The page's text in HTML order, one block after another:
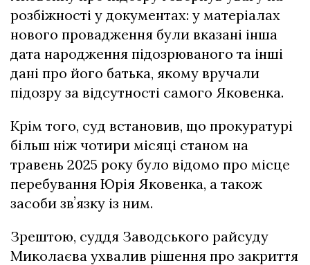
розбіжності у документах: у матеріалах
нового провадження були вказані інша
дата народження підозрюваного та інші
дані про його батька, якому вручали
підозру за відсутності самого Яковенка.
Крім того, суд встановив, що прокуратурі
більш ніж чотири місяці станом на
травень 2025 року було відомо про місце
перебування Юрія Яковенка, а також
засоби звʼязку із ним.
Зрештою, суддя Заводського райсуду
Миколаєва ухвалив рішення про закриття